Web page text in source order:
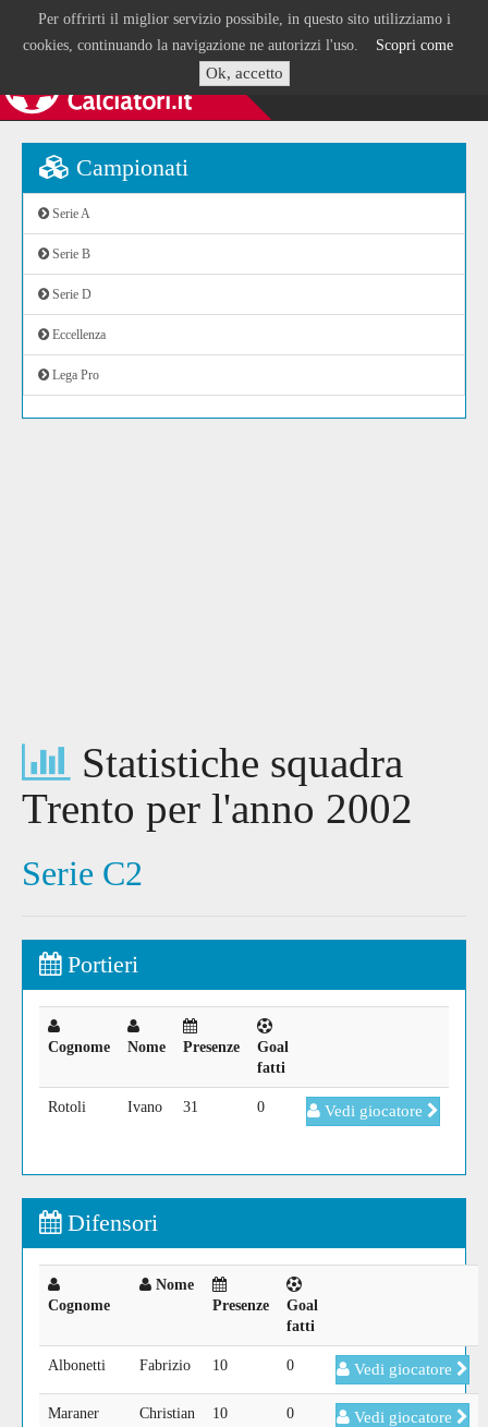
Per offrirti il miglior servizio possibile, in questo sito utilizziamo i
cookies, continuando la navigazione ne autorizzi l'uso. Scopri come
Ok, accetto
Campionati
Serie A
Serie B
Serie D
Eccellenza
Lega Pro
Statistiche squadra
Trento per l'anno 2002
Serie C2
Portieri
Cognome Nome Presenze
Goal
fatti
Rotoli Ivano 31 0 Vedi giocatore
Difensori
Cognome
Nome
Presenze
Goal
fatti
Albonetti Fabrizio 10 0 Vedi giocatore
Maraner Christian 10 0 Vedi giocatore